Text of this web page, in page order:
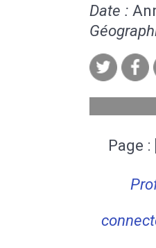
Date :
Page :